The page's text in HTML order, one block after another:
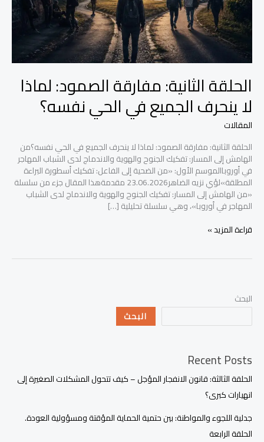
الحلقة الثانية: مفارقة الصمود: لماذا
لا ينحرف الجميع في الحي نفسه؟
المقالات
الحلقة الثانية: مفارقة الصمود: لماذا لا ينحرف الجميع في الحي نفسه؟من
الهامش إلى المسار: تفكيك الجنوح والهوية والاندماج لدى الشباب المهاجر
في أوروباالموسم الأول: «من الضحية إلى الفاعل: تفكيك أسطورة البراءة
المطلقة»لؤي نزيه الضاهر23.06.2026 مقدمةهذا المقال جزء من سلسلة
«من الهامش إلى المسار: تفكيك الجنوح والهوية والاندماج لدى الشباب
المهاجر في أوروبا»، وهي سلسلة تحليلية […]
الحي
نفسه؟
قراءة المزيد »
البحث
البحث
Recent Posts
الحلقة الثالثة: قانون الانفجار المؤجل – كيف تتحول المشكلات الصغيرة إلى
انهيارات كبرى؟
جدلية اللجوء والمواطنة: بين حتمية الحماية المؤقتة ومسؤولية العودة.
الحلقة الرابعة